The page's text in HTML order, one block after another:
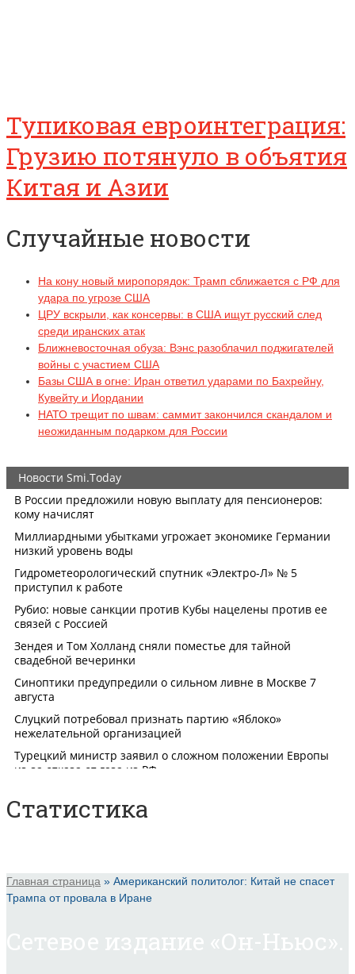
Тупиковая евроинтеграция:
Грузию потянуло в объятия
Китая и Азии
Случайные новости
На кону новый миропорядок: Трамп сближается с РФ для
удара по угрозе США
ЦРУ вскрыли, как консервы: в США ищут русский след
среди иранских атак
Ближневосточная обуза: Вэнс разоблачил поджигателей
войны с участием США
Базы США в огне: Иран ответил ударами по Бахрейну,
Кувейту и Иордании
НАТО трещит по швам: саммит закончился скандалом и
неожиданным подарком для России
Статистика
Главная страница » Американский политолог: Китай не спасет
Трампа от провала в Иране